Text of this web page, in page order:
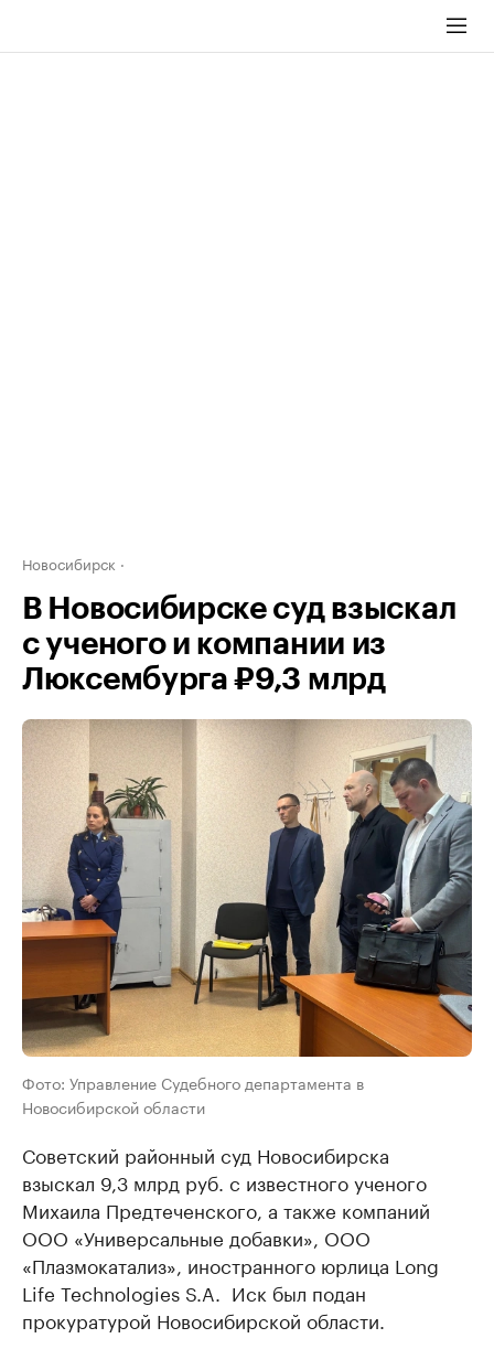
Новосибирск
В Новосибирске суд взыскал
с ученого и компании из
Люксембурга ₽9,3 млрд
Фото: Управление Судебного департамента в
Новосибирской области
Советский районный суд Новосибирска
взыскал 9,3 млрд руб. с известного ученого
Михаила Предтеченского, а также компаний
ООО «Универсальные добавки», ООО
«Плазмокатализ», иностранного юрлица Long
Life Technologies S.A. Иск был подан
прокуратурой Новосибирской области.